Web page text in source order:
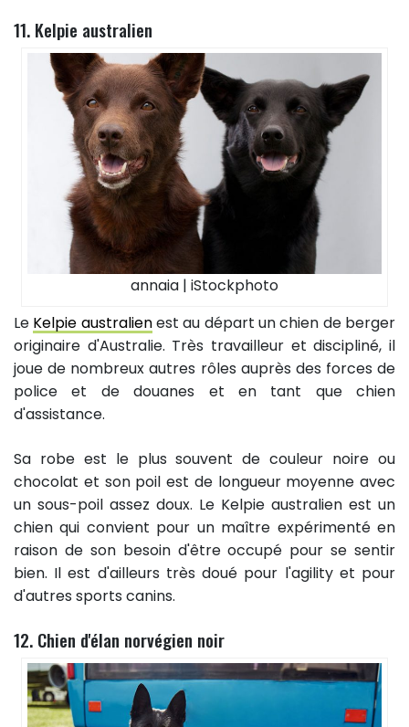
11. Kelpie australien
annaia | iStockphoto
Le Kelpie australienest au départ un chien de berger
originaire d'Australie. Très travailleur et discipliné, il
joue de nombreux autres rôles auprès des forces de
police et de douanes et en tant que chien
d'assistance.
Sa robe est le plus souvent de couleur noire ou
chocolat et son poil est de longueur moyenne avec
un sous-poil assez doux. Le Kelpie australien est un
chien qui convient pour un maître expérimenté en
raison de son besoin d'être occupé pour se sentir
bien. Il est d'ailleurs très doué pour l'agility et pour
d'autres sports canins.
12. Chien d'élan norvégien noir